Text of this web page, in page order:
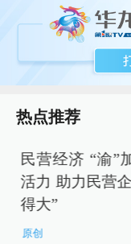
热点推荐
民营经济 “渝”
活力 助力民营
得大”
原创